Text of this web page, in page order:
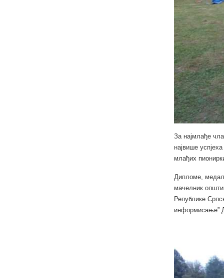
За најмлађе
највише
млађих
Дипломе,
мачелник
Републике
информисање”